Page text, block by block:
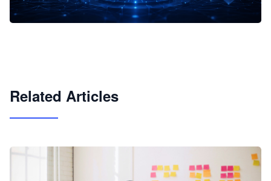
Related Articles